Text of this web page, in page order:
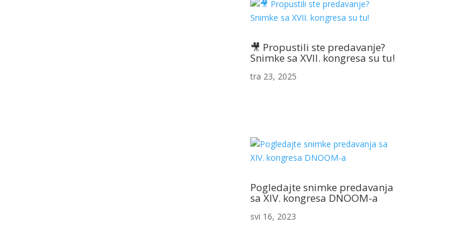
🎥 Propustili ste predavanje?
Snimke sa XVII. kongresa su tu!
tra 23, 2025
Pogledajte snimke predavanja
sa XIV. kongresa DNOOM-a
svi 16, 2023